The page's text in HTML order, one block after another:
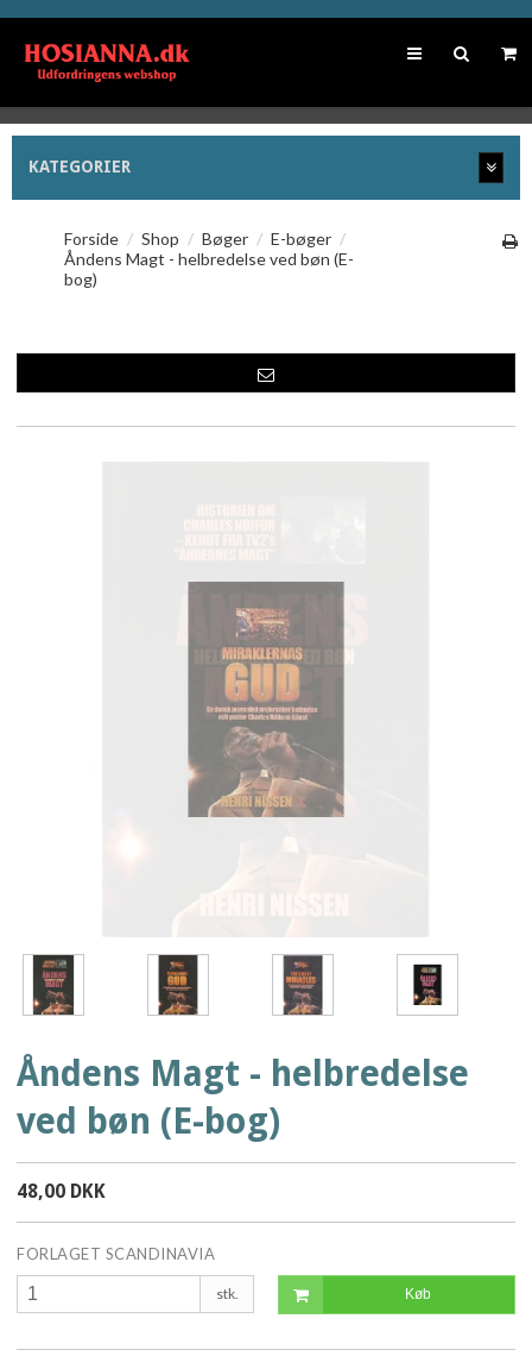
KATEGORIER
Forside / Shop / Bøger / E-bøger /
Åndens Magt - helbredelse ved bøn (E-
bog)
Åndens Magt - helbredelse
ved bøn (E-bog)
48,00 DKK
FORLAGET SCANDINAVIA
stk. Køb